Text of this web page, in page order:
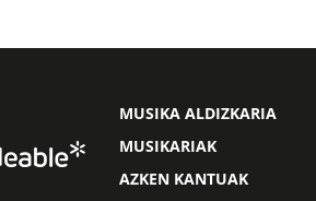
MUSIKA ALDIZKARIA
MUSIKARIAK
AZKEN KANTUAK